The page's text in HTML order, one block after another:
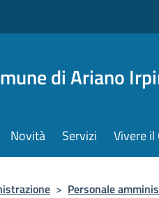
di Ariano
Novità Servizi Vivere
> Personale